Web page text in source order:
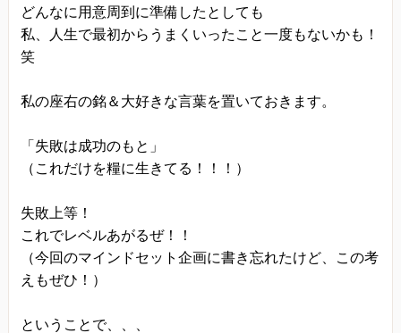
どんなに用意周到に準備したとしても
私、人生で最初からうまくいったこと一度もないかも！
笑
私の座右の銘＆大好きな言葉を置いておきます。
「失敗は成功のもと」
（これだけを糧に生きてる！！！）
失敗上等！
これでレベルあがるぜ！！
（今回のマインドセット企画に書き忘れたけど、この考
えもぜひ！）
ということで、、、